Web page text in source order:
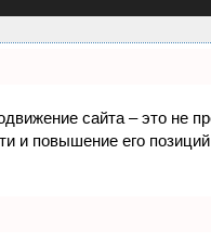
сайта – это не
и повышение его